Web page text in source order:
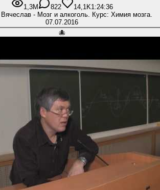
1,3M 822 14,1K1:24:36
- Мозг и алкоголь. Курс: Химия мозга.
07.07.2016
🐙